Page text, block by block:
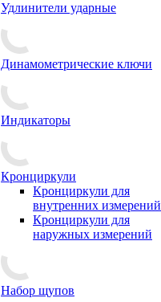
Удлинители ударные
Динамометрические ключи
Индикаторы
Кронциркули
Кронциркули для
внутренних измерений
Кронциркули для
наружных измерений
Набор щупов